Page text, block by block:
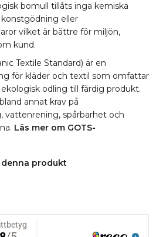
bomull tillåts inga kemiska
eller
vilket är bättre för miljön,
kund.
Textile Standard) är en
för kläder och textil som omfattar
odling till färdig produkt.
annat krav på
vattenrening, spårbarhet och
Läs mer om GOTS-
produkt